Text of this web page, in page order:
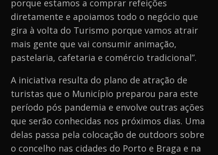
porque estamos a comprar refeições
diretamente e apoiamos todo o negócio que
gira à volta do Turismo porque vamos atrair
mais gente que vai consumir animação,
pastelaria, cafetaria e comércio tradicional”.
A iniciativa resulta do plano de atração de
turistas que o Município preparou para este
período pós pandemia e envolve outras ações
que serão conhecidas nos próximos dias. Uma
delas passa pela colocação de outdoors sobre
o concelho nas cidades do Porto e Braga e na